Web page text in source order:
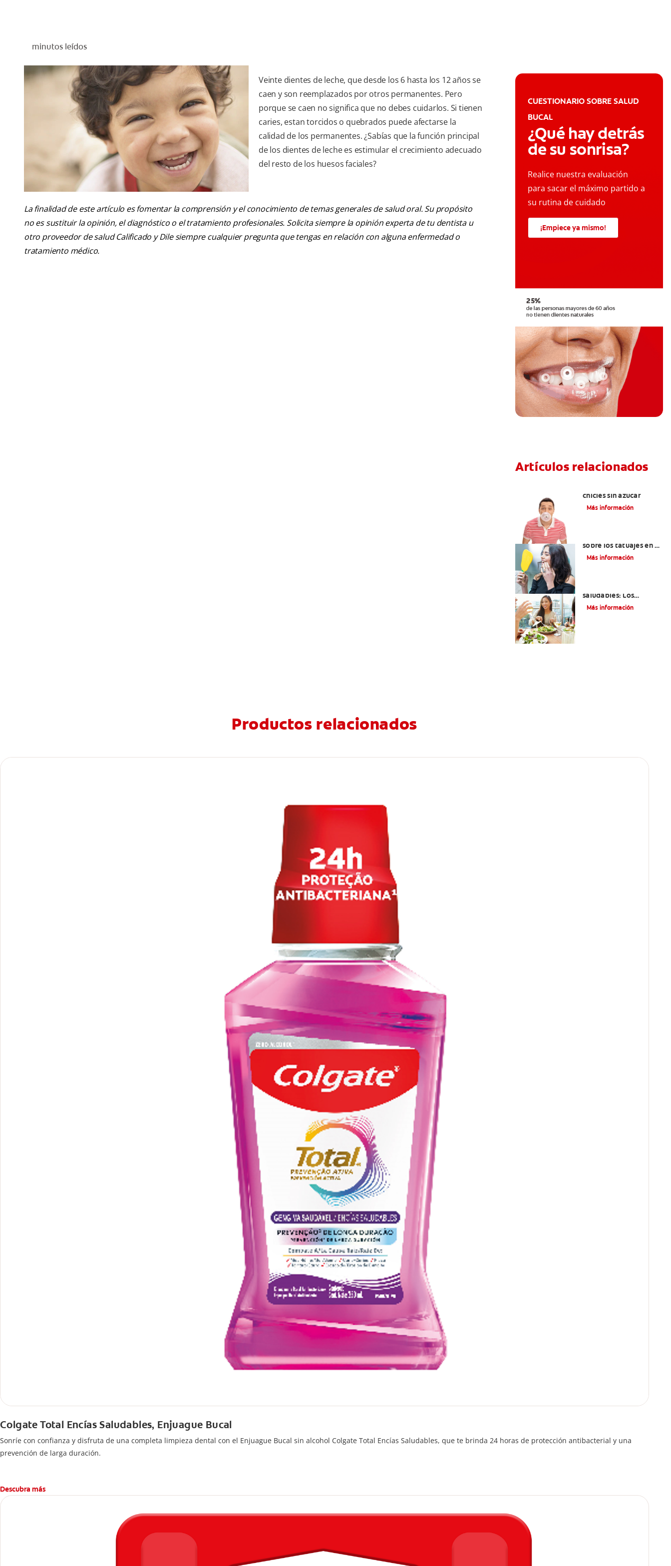
minutos leídos
Veinte dientes de leche, que desde los 6 hasta los 12 años se
caen y son reemplazados por otros permanentes. Pero
porque se caen no significa que no debes cuidarlos. Si tienen
caries, estan torcidos o quebrados puede afectarse la
calidad de los permanentes. ¿Sabías que la función principal
de los dientes de leche es estimular el crecimiento adecuado
del resto de los huesos faciales?
La finalidad de este artículo es fomentar la comprensión y el conocimiento de temas generales de salud oral. Su propósito
no es sustituir la opinión, el diagnóstico o el tratamiento profesionales. Solicita siempre la opinión experta de tu dentista u
otro proveedor de salud Calificado y Dile siempre cualquier pregunta que tengas en relación con alguna enfermedad o
tratamiento médico.
CUESTIONARIO SOBRE SALUD
BUCAL
¿Qué hay detrás
de su sonrisa?
Realice nuestra evaluación
para sacar el máximo partido a
su rutina de cuidado
¡Empiece ya mismo!
Artículos relacionados
chicles sin azúcar
Más información
sobre los tatuajes en el
labio
Más información
saludables: Los
mejores siete
Más información
Productos relacionados
Colgate Total Encías Saludables, Enjuague Bucal
Sonríe con confianza y disfruta de una completa limpieza dental con el Enjuague Bucal sin alcohol Colgate Total Encías Saludables, que te brinda 24 horas de protección antibacterial y una
prevención de larga duración.
Descubra más